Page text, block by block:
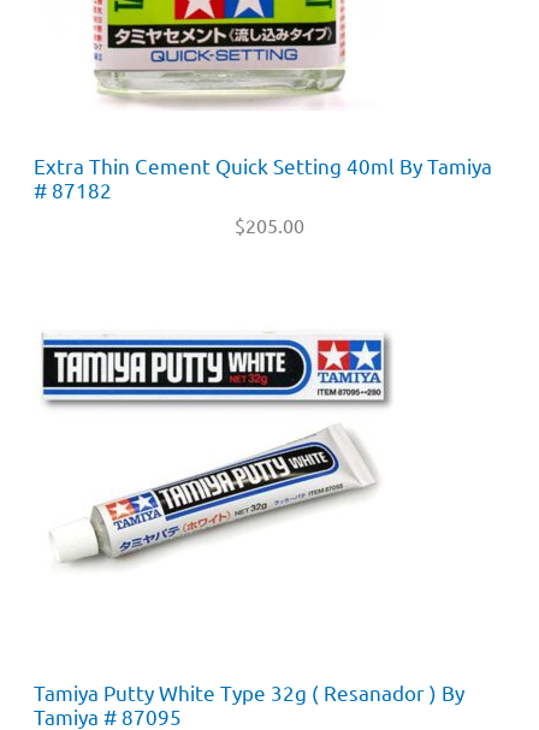
Extra Thin Cement Quick Setting 40ml By Tamiya
# 87182
$205.00
Tamiya Putty White Type 32g ( Resanador ) By
Tamiya # 87095